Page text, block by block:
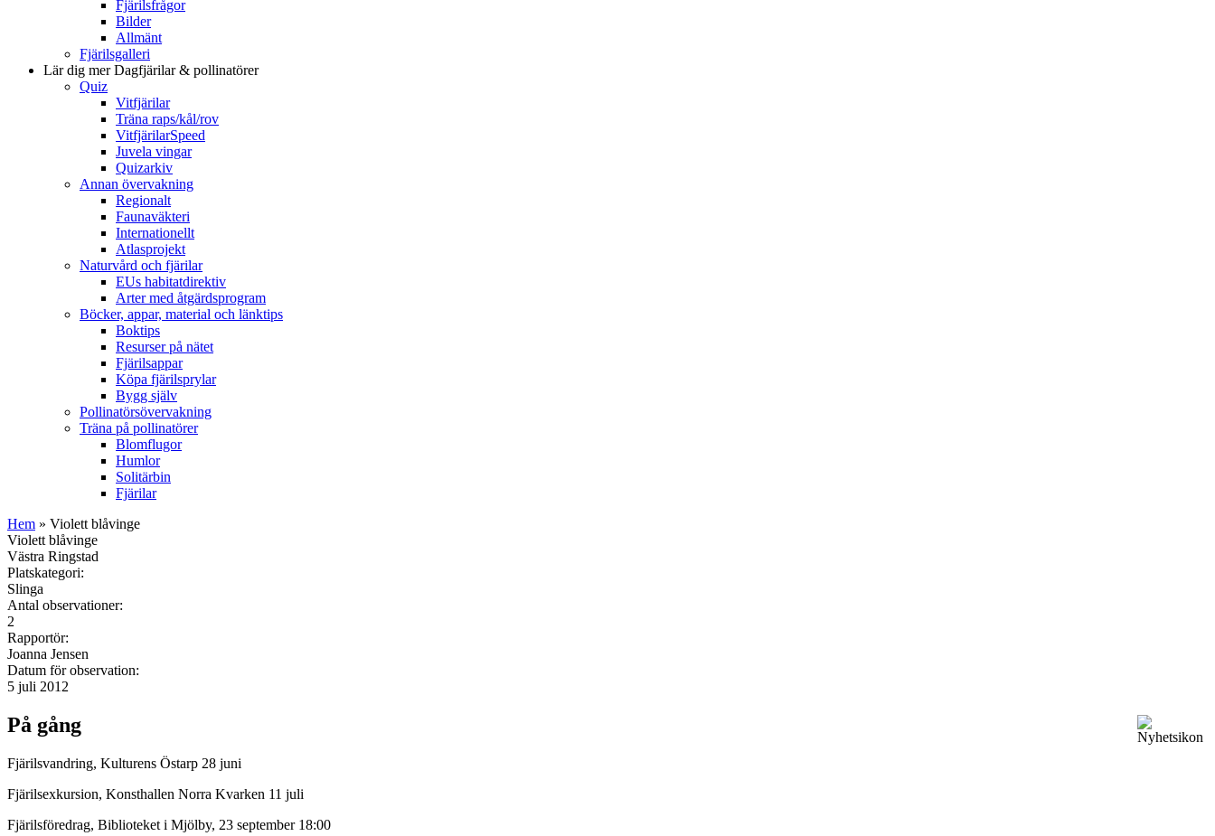
Fjärilsfrågor
Bilder
Allmänt
Fjärilsgalleri
Lär dig merDagfjärilar & pollinatörer
Quiz
Vitfjärilar
Träna raps/kål/rov
VitfjärilarSpeed
Juvela vingar
Quizarkiv
Annan övervakning
Regionalt
Faunaväkteri
Internationellt
Atlasprojekt
Naturvård och fjärilar
EUs habitatdirektiv
Arter med åtgärdsprogram
Böcker, appar, material och länktips
Boktips
Resurser på nätet
Fjärilsappar
Köpa fjärilsprylar
Bygg själv
Pollinatörsövervakning
Träna på pollinatörer
Blomflugor
Humlor
Solitärbin
Fjärilar
Hem » Violett blåvinge
Violett blåvinge
Västra Ringstad
Platskategori:
Slinga
Antal observationer:
2
Rapportör:
Joanna Jensen
Datum för observation:
5 juli 2012
På gång
Fjärilsvandring, Kulturens Östarp 28 juni
Fjärilsexkursion, Konsthallen Norra Kvarken 11 juli
Fjärilsföredrag, Biblioteket i Mjölby, 23 september 18:00